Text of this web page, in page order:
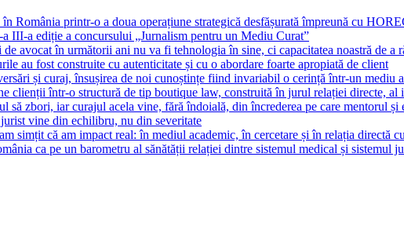
România printr-o a doua operațiune strategică desfășurată împreună cu
III-a ediție a concursului „Jurnalism pentru un Mediu Curat”
avocat în următorii ani nu va fi tehnologia în sine, ci capacitatea noastră de a
au fost construite cu autenticitate și cu o abordare foarte apropiată de client
și curaj, însușirea de noi cunoștințe fiind invariabil o cerință într-un mediu
clienții într-o structură de tip boutique law, construită în jurul relației directe, al
să zbori, iar curajul acela vine, fără îndoială, din încrederea pe care mentorul și
vine din echilibru, nu din severitate
simțit că am impact real: în mediul academic, în cercetare și în relația directă
ca pe un barometru al sănătății relației dintre sistemul medical și sistemul